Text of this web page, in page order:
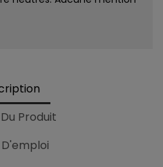
Produit